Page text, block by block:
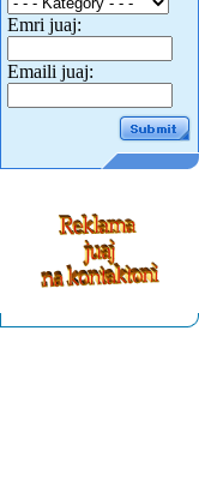
Emri juaj:
Emaili juaj: